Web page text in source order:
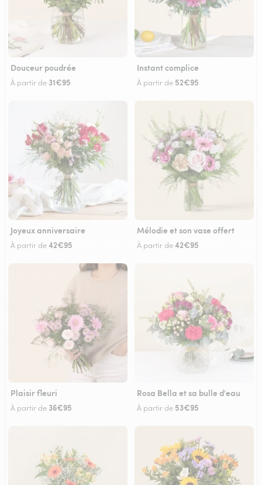
Douceur poudrée
À partir de 31€95
Instant complice
À partir de 52€95
Joyeux anniversaire
À partir de42€95
Mélodie et son vase offert
À partir de42€95
Plaisir fleuri
À partir de 36€95
Rosa Bella et sa bulle d'eau
À partir de 53€95